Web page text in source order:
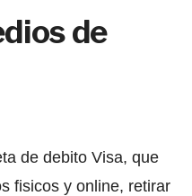
de
de debito Visa, que
fisicos y online, retirar